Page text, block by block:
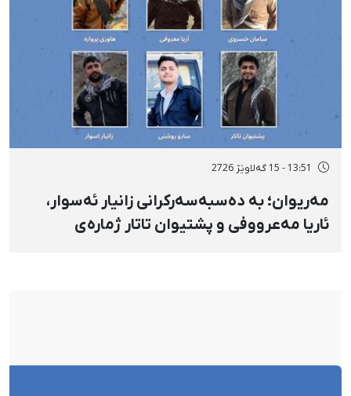
13:51 - 15 گەلاوێژ 2726
مەریوان؛ بە دەسبەسەرکرانی زانیار ئەسوار،
ئاریا مەعرووفی و پشتیوان تاتار ژمارەی